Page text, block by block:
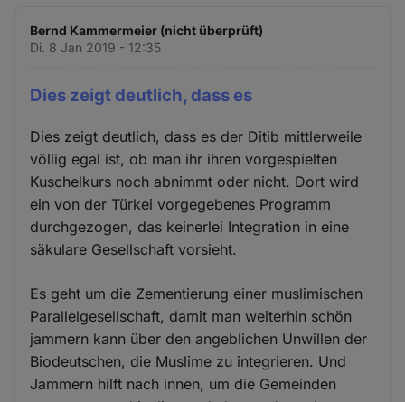
Bernd Kammermeier (nicht überprüft)
Di. 8 Jan 2019 - 12:35
Dies zeigt deutlich, dass es
Dies zeigt deutlich, dass es der Ditib mittlerweile
völlig egal ist, ob man ihr ihren vorgespielten
Kuschelkurs noch abnimmt oder nicht. Dort wird
ein von der Türkei vorgegebenes Programm
durchgezogen, das keinerlei Integration in eine
säkulare Gesellschaft vorsieht.
Es geht um die Zementierung einer muslimischen
Parallelgesellschaft, damit man weiterhin schön
jammern kann über den angeblichen Unwillen der
Biodeutschen, die Muslime zu integrieren. Und
Jammern hilft nach innen, um die Gemeinden